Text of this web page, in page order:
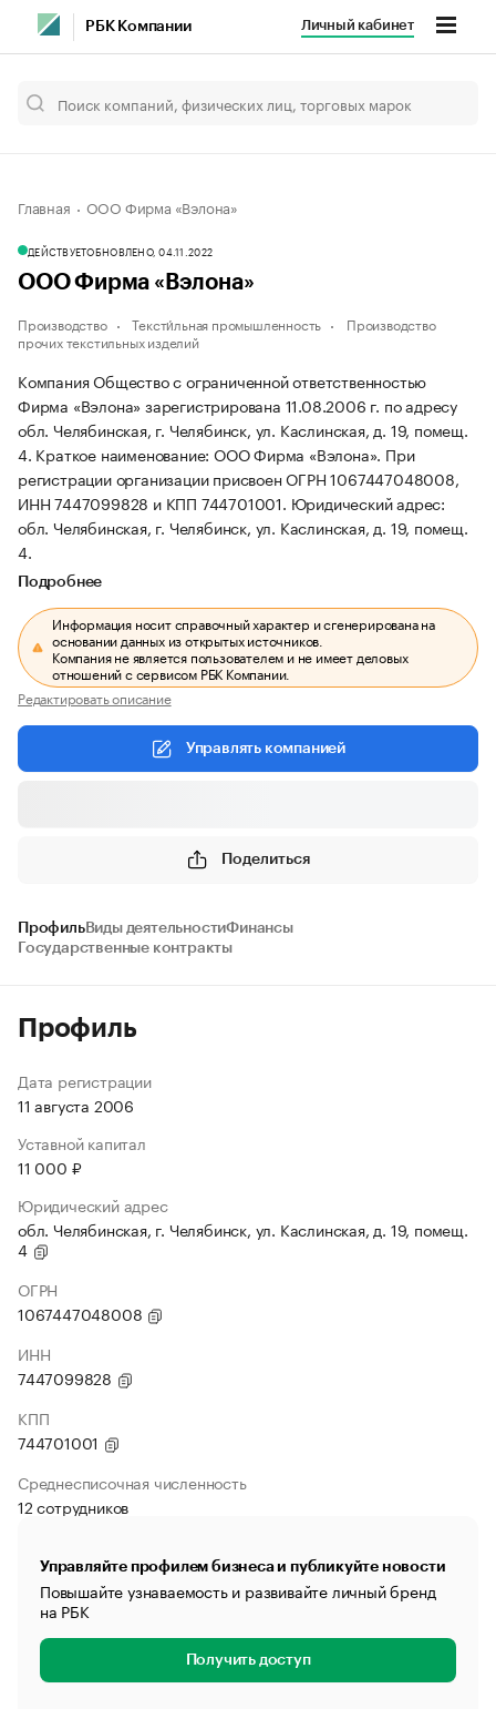
РБК Компании Личный кабинет
Главная ООО Фирма «Вэлона»
ДЕЙСТВУЕТОБНОВЛЕНО, 04.11.2022
ООО Фирма «Вэлона»
Производство Тексти́льная промышленность
Производство
прочих текстильных изделий
Компания Общество с ограниченной ответственностью
Фирма «Вэлона» зарегистрирована 11.08.2006 г. по адресу
обл. Челябинская, г. Челябинск, ул. Каслинская, д. 19, помещ.
4. Краткое наименование: ООО Фирма «Вэлона». При
регистрации организации присвоен ОГРН 1067447048008,
ИНН 7447099828 и КПП 744701001. Юридический адрес:
обл. Челябинская, г. Челябинск, ул. Каслинская, д. 19, помещ.
4.
Подробнее
Информация носит справочный характер и сгенерирована на
основании данных из открытых источников.
Компания не является пользователем и не имеет деловых
отношений с сервисом РБК Компании.
Редактировать описание
Управлять компанией
Поделиться
ПрофильВиды деятельностиФинансы
Государственные контракты
Профиль
Дата регистрации
11 августа 2006
Уставной капитал
11 000 ₽
Юридический адрес
обл. Челябинская, г. Челябинск, ул. Каслинская, д. 19, помещ.
4
ОГРН
1067447048008
ИНН
7447099828
КПП
744701001
Среднесписочная численность
12 сотрудников
Управляйте профилем бизнеса и публикуйте новости
Повышайте узнаваемость и развивайте личный бренд
на РБК
Получить доступ